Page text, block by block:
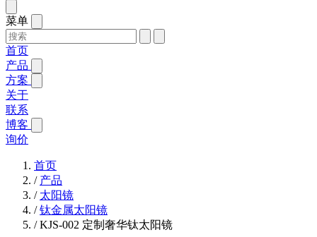
菜单
首页
产品
方案
关于
联系
博客
询价
首页
/ 产品
/ 太阳镜
/钛金属太阳镜
/KJS-002 定制奢华钛太阳镜